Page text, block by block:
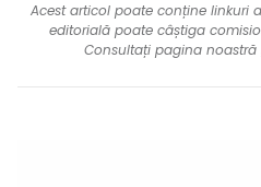
Acest articol poate conține linkuri
editorială poate câștiga
Consultați pagina noastră